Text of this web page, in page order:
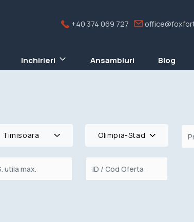
+40 374 069 727
Inchirieri Ansambluri Blog
Timisoara Olimpia-Stadion